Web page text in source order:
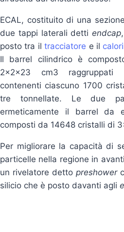
ECAL, costituito di una
due tappi laterali dettiendcap
posto tra iltracciatore e il
Il barrel cilindrico è
2x2x23 cm3 raggruppati
contenenti ciascuno 1700
tre tonnellate. Le due
ermeticamente il barrel da
composti da 14648 cristalli di
Per migliorare la capacità di
particelle nella regione in
un rivelatore detto preshower
silicio che è posto davanti agli